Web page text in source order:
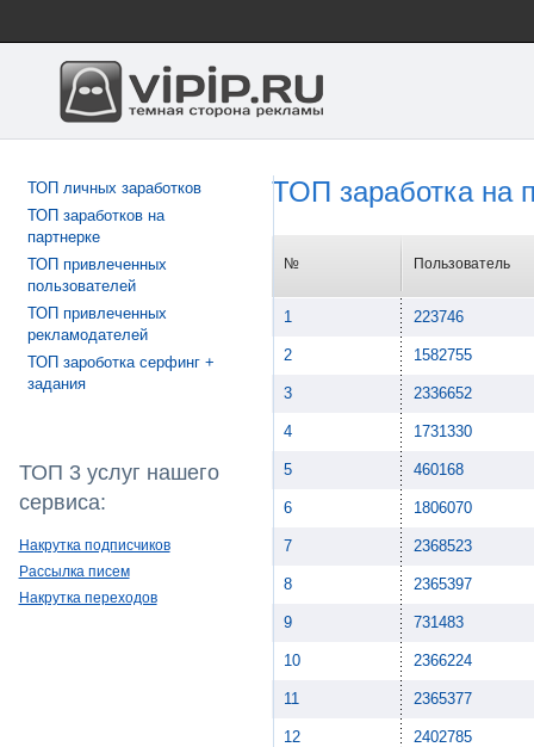
ТОП личных заработков
ТОП заработков на
партнерке
ТОП привлеченных
пользователей
ТОП привлеченных
рекламодателей
ТОП зароботка серфинг +
задания
ТОП 3 услуг нашего
сервиса:
Накрутка подписчиков
Рассылка писем
Накрутка переходов
ТОП заработка на
№ Пользователь
1 223746
2 1582755
3 2336652
4 1731330
5 460168
6 1806070
7 2368523
8 2365397
9 731483
10 2366224
11 2365377
12 2402785